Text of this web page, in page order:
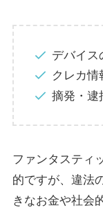
デバイス
クレカ情
摘発・逮
ファンタスティ
的ですが、違法
きなお金や社会